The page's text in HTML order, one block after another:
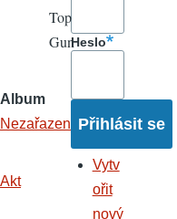
Top
Gun
Album
Nezařazené
Akt
Heslo
Vytv
ořit
nový